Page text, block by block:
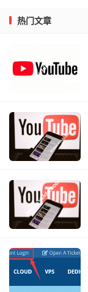
热门文章